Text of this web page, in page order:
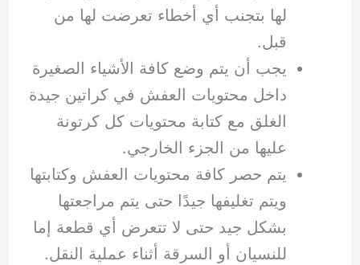
لها بتجنب أي أخطاء تعرضت لها من
قبل.
يجب أن يتم وضع كافة الأشياء الصغيرة
داخل محتويات العفش في كراتين جيدة
الغلق مع كتابة محتويات كل كرتونة
عليها من الجزء الخارجي.
يتم حصر كافة محتويات العفش وكتابتها
ويتم تغليفها جيدًا حتى يتم مراجعتها
بشكل جيد حتى لا تتعرض أي قطعة إما
للنسيان أو السرقة أثناء عملية النقل.